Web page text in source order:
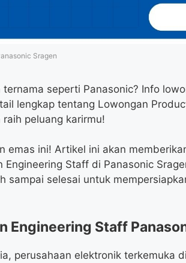
Sragen
seperti Panasonic? Info
lengkap tentang Lowongan
peluang karirmu!
emas ini! Artikel ini akan
Staff di Panasonic
sampai selesai untuk
Engineering Staff
perusahaan elektronik terkemuka